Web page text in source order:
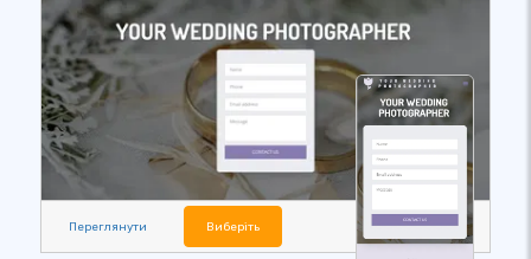
Переглянути Виберіть